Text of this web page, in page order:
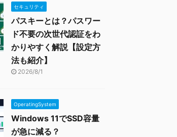
セキュリティ
パスキーとは？パスワー
ド不要の次世代認証をわ
かりやすく解説【設定方
法も紹介】
2026/8/1
OperatingSystem
Windows 11でSSD容量
が急に減る？